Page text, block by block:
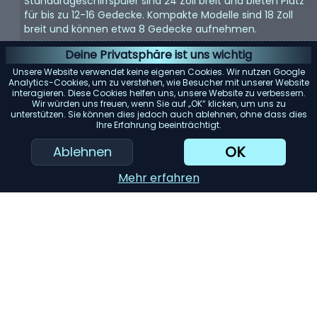
Deine Privatsphäre ist uns wichtig
Unsere Website verwendet keine eigenen Cookies. Wir nutzen Google
Analytics-Cookies, um zu verstehen, wie Besucher mit unserer Website
interagieren. Diese Cookies helfen uns, unsere Website zu verbessern.
Wir würden uns freuen, wenn Sie auf „OK“ klicken, um uns zu
unterstützen. Sie können dies jedoch auch ablehnen, ohne dass dies
Ihre Erfahrung beeinträchtigt.
Ablehnen OK
Mehr erfahren
für bis zu 12-16 Gedecke. Kompakte Modelle sind 18 Zoll
breit und können etwa 8 Gedecke aufnehmen.
Energieeffizienz: Achten Sie auf Geschirrspüler mit einer
Energy Star-Bewertung. Diese Modelle verbrauchen
weniger Wasser und Strom, was Ihnen langfristig Geld
spart.
Geräuschpegel: Geschirrspüler können laut sein. Wenn
Lärm ein Problem darstellt, suchen Sie nach Modellen mit
einem Dezibelwert von 45 oder darunter.
Reinigungsleistung:
Achten Sie auf Geschirrspüler mit
mehreren Spülzyklen und Optionen. Modelle mit einem